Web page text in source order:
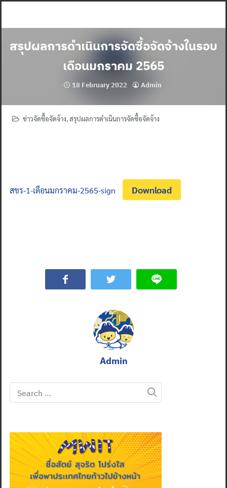
สรุปผลการดำเนินการจัดซื้อจัดจ้างในรอบ
เดือนมกราคม 2565
18 February 2022 Admin
ข่าวจัดซื้อจัดจ้าง,สรุปผลการดำเนินการจัดซื้อจัดจ้าง
สชร-1-เดือนมกราคม-2565-sign Download
Admin
Search
for: